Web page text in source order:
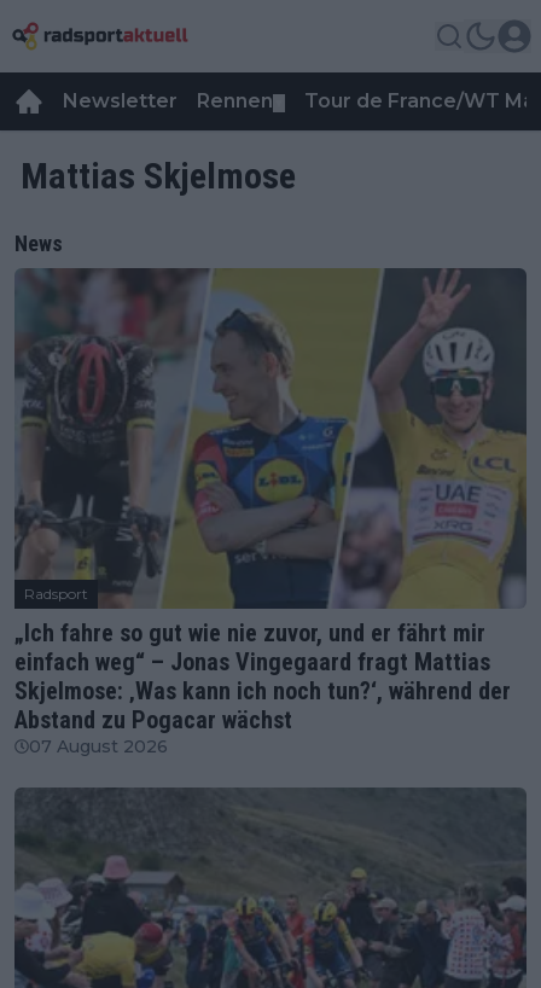
Newsletter Rennen Tour de France/WT
Mattias Skjelmose
News
Radsport
„Ich fahre so gut wie nie zuvor, und er fährt mir
einfach weg“ – Jonas Vingegaard fragt Mattias
Skjelmose: ‚Was kann ich noch tun?‘, während der
Abstand zu Pogacar wächst
07 August 2026